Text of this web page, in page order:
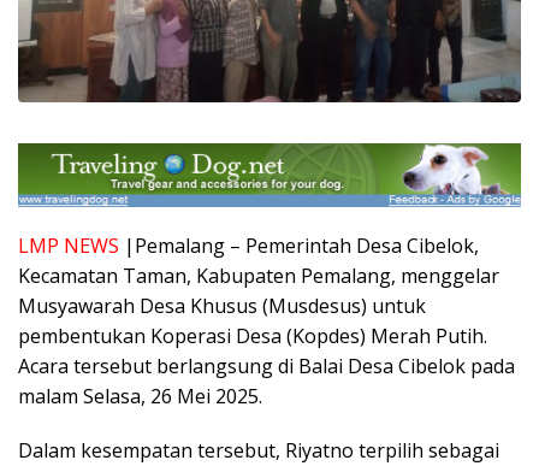
LMP NEWS |Pemalang – Pemerintah Desa Cibelok,
Kecamatan Taman, Kabupaten Pemalang, menggelar
Musyawarah Desa Khusus (Musdesus) untuk
pembentukan Koperasi Desa (Kopdes) Merah Putih.
Acara tersebut berlangsung di Balai Desa Cibelok pada
malam Selasa, 26 Mei 2025.
Dalam kesempatan tersebut, Riyatno terpilih sebagai